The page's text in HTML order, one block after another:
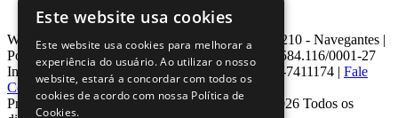
Webcontinental LTDA | Travessa Venezuela, Nº 210 - Navegantes |
Porto Alegre - RS - CEP: 90.240-220 CNPJ: 08.584.116/0001-27
Inscrição Estadual: 0963171399 | Telefone: 0800-7411174 | Fale
Conosco|ouvidoria@webcontinental.com.br
Proibida reprodução total ou parcial | © 2007 - 2026 Todos os
Este website usa cookies
Este website usa cookies para melhorar a
experiência do usuário. Ao utilizar o nosso
website, estará a concordar com todos os
cookies de acordo com nossa Política de
Cookies.